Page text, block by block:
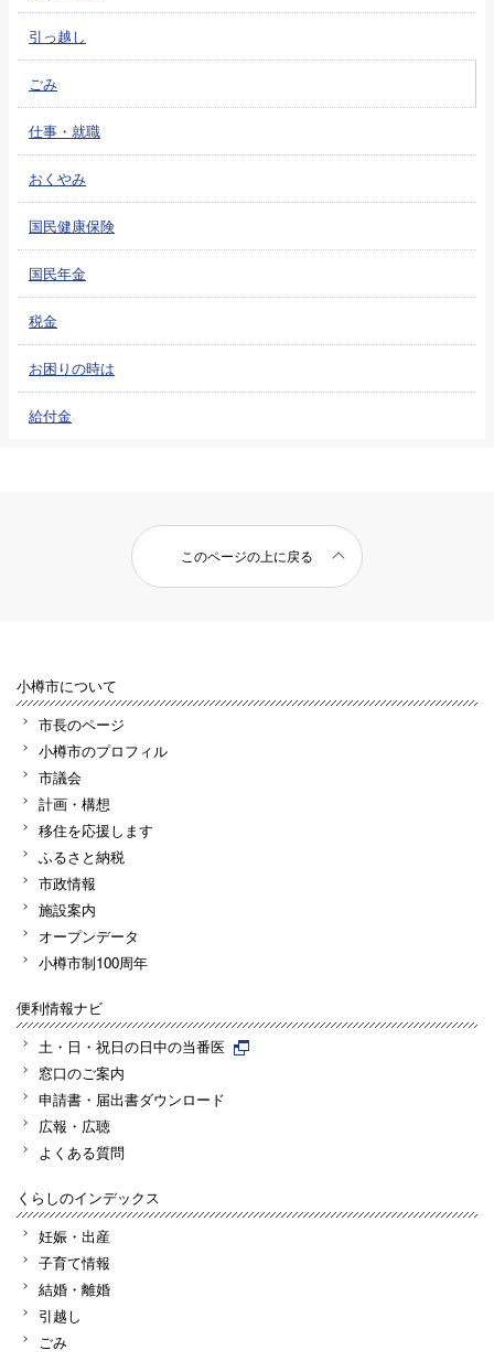
引っ越し
ごみ
仕事・就職
おくやみ
国民健康保険
国民年金
税金
お困りの時は
給付金
このページの上に戻る
小樽市について
市長のページ
小樽市のプロフィル
市議会
計画・構想
移住を応援します
ふるさと納税
市政情報
施設案内
オープンデータ
小樽市制100周年
便利情報ナビ
土・日・祝日の日中の当番医
窓口のご案内
申請書・届出書ダウンロード
広報・広聴
よくある質問
くらしのインデックス
妊娠・出産
子育て情報
結婚・離婚
引越し
ごみ